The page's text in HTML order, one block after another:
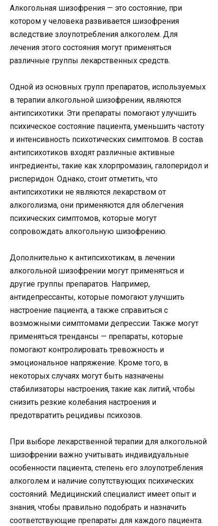
Алкогольная шизофрения — это состояние, при
котором у человека развивается шизофрения
вследствие злоупотребления алкоголем. Для
лечения этого состояния могут применяться
различные группы лекарственных средств.
Одной из основных групп препаратов, используемых
в терапии алкогольной шизофрении, являются
антипсихотики. Эти препараты помогают улучшить
психическое состояние пациента, уменьшить частоту
и интенсивность психотических симптомов. В состав
антипсихотиков входят различные активные
ингредиенты, такие как хлорпромазин, галоперидол и
рисперидон. Однако, стоит отметить, что
антипсихотики не являются лекарством от
алкоголизма, они применяются для облегчения
психических симптомов, которые могут
сопровождать алкогольную шизофрению.
Дополнительно к антипсихотикам, в лечении
алкогольной шизофрении могут применяться и
другие группы препаратов. Например,
антидепрессанты, которые помогают улучшить
настроение пациента, а также справиться с
возможными симптомами депрессии. Также могут
применяться трендансы — препараты, которые
помогают контролировать тревожность и
эмоциональное напряжение. Кроме того, в
некоторых случаях могут быть назначены
стабилизаторы настроения, такие как литий, чтобы
снизить резкие колебания настроения и
предотвратить рецидивы психозов.
При выборе лекарственной терапии для алкогольной
шизофрении важно учитывать индивидуальные
особенности пациента, степень его злоупотребления
алкоголем и наличие сопутствующих психических
состояний. Медицинский специалист имеет опыт и
знания, чтобы правильно подобрать и назначить
соответствующие препараты для каждого пациента.